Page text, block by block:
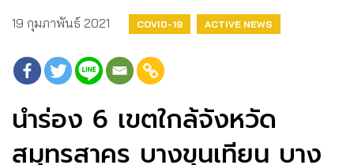
19 กุมภาพันธ์ 2021 COVID-19 ACTIVE NEWS
นำร่อง 6​ เขตใกล้จังหวัด​
สมุทรสาคร​ บางขุนเทียน บาง